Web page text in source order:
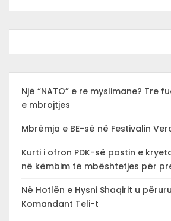
Një “NATO” e re myslimane? Tre
e mbrojtjes
Mbrëmja e BE-së në Festivalin
Kurti i ofron PDK-së postin e
në këmbim të mbështetjes për
Në Hotlën e Hysni Shaqirit u
Komandant Teli-t